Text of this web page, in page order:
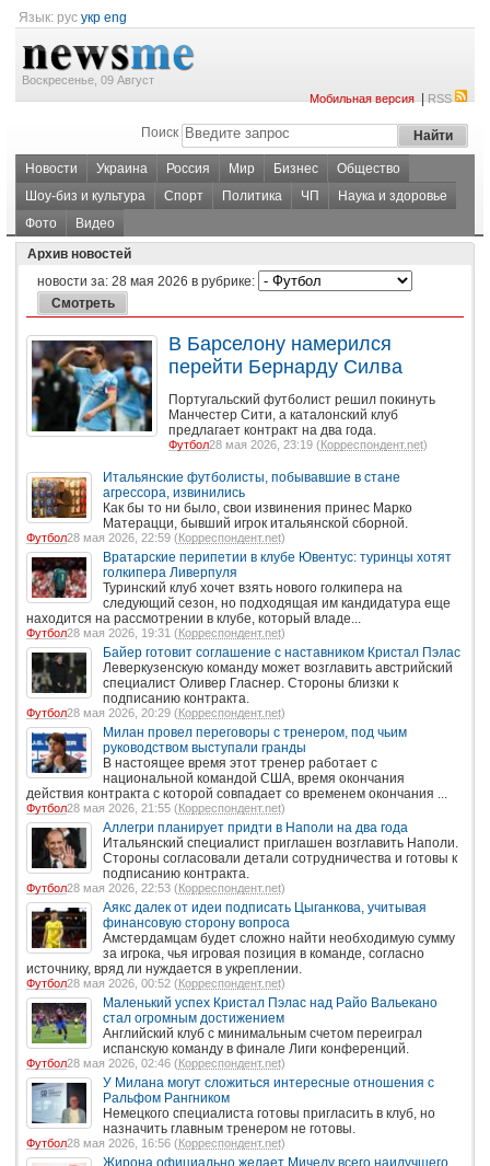
Язык: рус укр eng
Воскресенье, 09 Август
Мобильная версия|RSS
Поиск
Новости Украина Россия Мир Бизнес
Общество
Шоу-биз и культура
Спорт Политика ЧП
Наука и здоровье
Фото
Видео
Архив новостей
новости за: 28 мая 2026 в рубрике:
В Барселону намерился
перейти Бернарду Силва
Португальский футболист решил покинуть
Манчестер Сити, а каталонский клуб
предлагает контракт на два года.
Футбол28 мая 2026, 23:19 (Корреспондент.net)
Итальянские футболисты, побывавшие в стане
агрессора, извинились
Как бы то ни было, свои извинения принес Марко
Матерацци, бывший игрок итальянской сборной.
Футбол28 мая 2026, 22:59 (Корреспондент.net)
Вратарские перипетии в клубе Ювентус: туринцы хотят
голкипера Ливерпуля
Туринский клуб хочет взять нового голкипера на
следующий сезон, но подходящая им кандидатура еще
находится на рассмотрении в клубе, который владе...
Футбол28 мая 2026, 19:31 (Корреспондент.net)
Байер готовит соглашение с наставником Кристал Пэлас
Леверкузенскую команду может возглавить австрийский
специалист Оливер Гласнер. Стороны близки к
подписанию контракта.
Футбол28 мая 2026, 20:29 (Корреспондент.net)
Милан провел переговоры с тренером, под чьим
руководством выступали гранды
В настоящее время этот тренер работает с
национальной командой США, время окончания
действия контракта с которой совпадает со временем окончания ...
Футбол28 мая 2026, 21:55 (Корреспондент.net)
Аллегри планирует придти в Наполи на два года
Итальянский специалист приглашен возглавить Наполи.
Стороны согласовали детали сотрудничества и готовы к
подписанию контракта.
Футбол28 мая 2026, 22:53 (Корреспондент.net)
Аякс далек от идеи подписать Цыганкова, учитывая
финансовую сторону вопроса
Амстердамцам будет сложно найти необходимую сумму
за игрока, чья игровая позиция в команде, согласно
источнику, вряд ли нуждается в укреплении.
Футбол28 мая 2026, 00:52 (Корреспондент.net)
Маленький успех Кристал Пэлас над Райо Вальекано
стал огромным достижением
Английский клуб с минимальным счетом переиграл
испанскую команду в финале Лиги конференций.
Футбол28 мая 2026, 02:46 (Корреспондент.net)
У Милана могут сложиться интересные отношения с
Ральфом Рангником
Немецкого специалиста готовы пригласить в клуб, но
назначить главным тренером не готовы.
Футбол28 мая 2026, 16:56 (Корреспондент.net)
Жирона официально желает Мичелу всего наилучшего